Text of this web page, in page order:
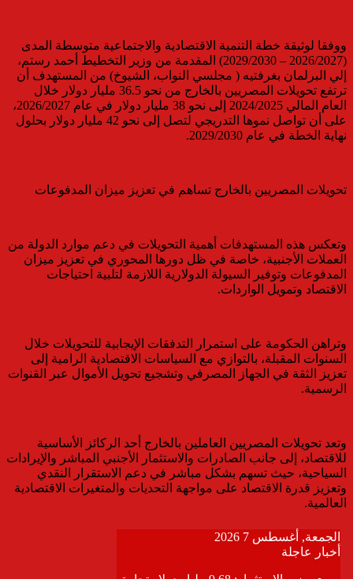
ووفقا لوثيقة خطة التنمية الاقتصادية والاجتماعية متوسطة المدى
(2026/2027 – 2029/2030) المقدمة من وزير التخطيط أحمد رستم،
إلي البرلمان بغرفتيه ( مجلسي النواب، الشيوخ) من المستهدف أن
ترتفع تحويلات المصريين بالخارج من نحو 36.5 مليار دولار خلال
العام المالي 2024/2025 إلى نحو 38 مليار دولار في عام 2026/2027،
على أن تواصل نموها التدريجي لتصل إلى نحو 42 مليار دولار بحلول
نهاية الخطة في عام 2029/2030.
تحويلات المصريين بالخارج تساهم في تعزيز ميزان المدفوعات
وتعكس هذه المستهدفات أهمية التحويلات في دعم موارد الدولة من
العملات الأجنبية، خاصة في ظل دورها المحوري في تعزيز ميزان
المدفوعات وتوفير السيولة الدولارية اللازمة لتلبية احتياجات
الاقتصاد وتمويل الواردات.
وتراهن الحكومة على استمرار التدفقات الإيجابية للتحويلات خلال
السنوات المقبلة، بالتوازي مع السياسات الاقتصادية الرامية إلى
تعزيز الثقة في الجهاز المصرفي وتشجيع تحويل الأموال عبر القنوات
الرسمية.
وتعد تحويلات المصريين العاملين بالخارج أحد الركائز الأساسية
للاقتصاد، إلى جانب الصادرات والاستثمار الأجنبي المباشر والإيرادات
السياحية، حيث تسهم بشكل مباشر في دعم الاستقرار النقدي
وتعزيز قدرة الاقتصاد على مواجهة التحديات والمتغيرات الاقتصادية
العالمية.